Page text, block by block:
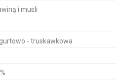
i musli
- truskawkowa